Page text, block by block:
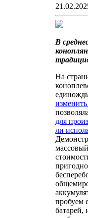
В
На
для
ли
пробуем
батарей,